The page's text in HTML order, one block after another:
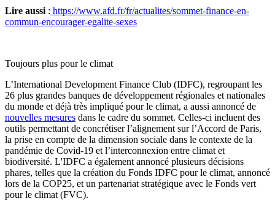
Lire aussi : https://www.afd.fr/fr/actualites/sommet-finance-en-
commun-encourager-egalite-sexes
Toujours plus pour le climat
L’International Development Finance Club (IDFC), regroupant les
26 plus grandes banques de développement régionales et nationales
du monde et déjà très impliqué pour le climat, a aussi annoncé de
nouvelles mesures dans le cadre du sommet. Celles-ci incluent des
outils permettant de concrétiser l’alignement sur l’Accord de Paris,
la prise en compte de la dimension sociale dans le contexte de la
pandémie de Covid-19 et l’interconnexion entre climat et
biodiversité. L'IDFC a également annoncé plusieurs décisions
phares, telles que la création du Fonds IDFC pour le climat, annoncé
lors de la COP25, et un partenariat stratégique avec le Fonds vert
pour le climat (FVC).